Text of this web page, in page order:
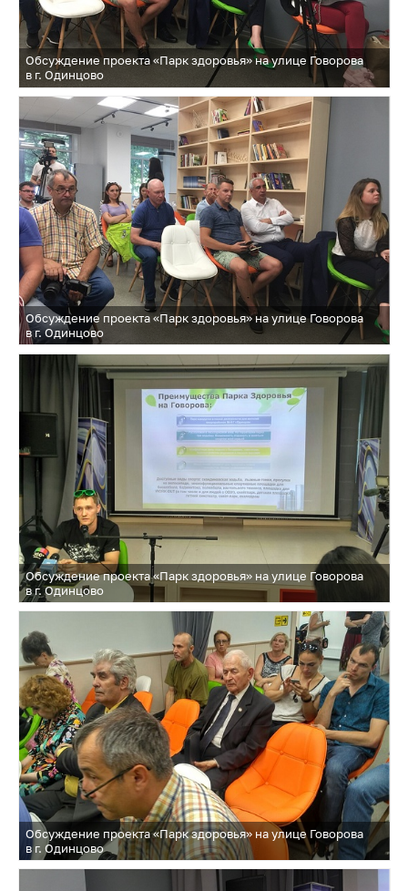
Обсуждение проекта «Парк здоровья» на улице Говорова
в г. Одинцово
Обсуждение проекта «Парк здоровья» на улице Говорова
в г. Одинцово
Обсуждение проекта «Парк здоровья» на улице Говорова
в г. Одинцово
Обсуждение проекта «Парк здоровья» на улице Говорова
в г. Одинцово